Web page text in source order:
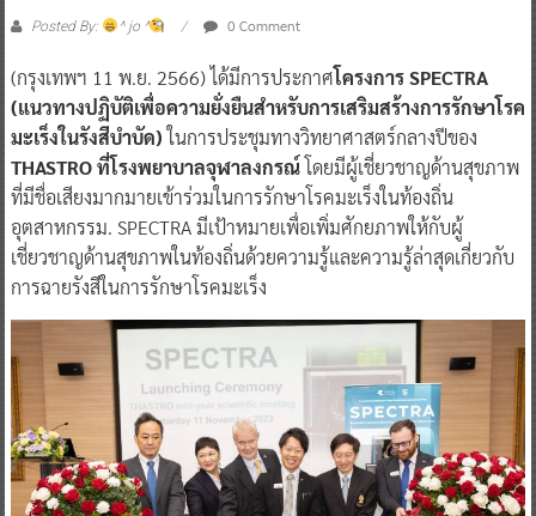
Posted By: ^ jo ^ 0 Comment
(กรุงเทพฯ 11 พ.ย. 2566) ได้มีการประกาศโครงการ SPECTRA
(แนวทางปฏิบัติเพื่อความยั่งยืนสำหรับการเสริมสร้างการรักษาโรค
มะเร็งในรังสีบำบัด)ในการประชุมทางวิทยาศาสตร์กลางปีของ
THASTRO ที่โรงพยาบาลจุฬาลงกรณ์โดยมีผู้เชี่ยวชาญด้านสุขภาพ
ที่มีชื่อเสียงมากมายเข้าร่วมในการรักษาโรคมะเร็งในท้องถิ่น
อุตสาหกรรม. SPECTRA มีเป้าหมายเพื่อเพิ่มศักยภาพให้กับผู้
เชี่ยวชาญด้านสุขภาพในท้องถิ่นด้วยความรู้และความรู้ล่าสุดเกี่ยวกับ
การฉายรังสีในการรักษาโรคมะเร็ง